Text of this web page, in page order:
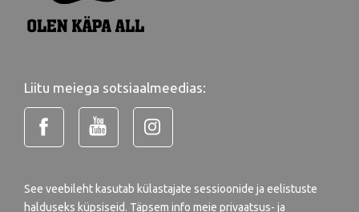
Liitu meiega sotsiaalmeedias:
See veebileht kasutab külastajate sessioonide ja eelistuste
halduseks küpsiseid. Täpsem info meie privaatsus- ja